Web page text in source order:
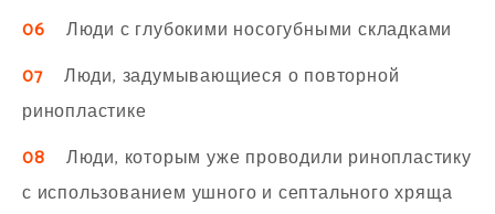
06 Люди с глубокими носогубными складками
07Люди, задумывающиеся о повторной
ринопластике
08 Люди, которым уже проводили ринопластику
с использованием ушного и септального хряща